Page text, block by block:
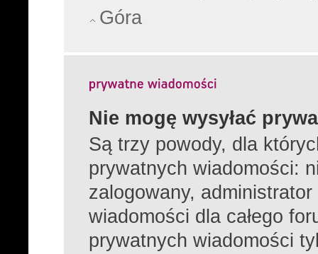
Góra
Nie mogę wysyłać
Są trzy powody, dla
prywatnych wiadomości:
zalogowany, administrator
wiadomości dla całego
prywatnych wiadomości